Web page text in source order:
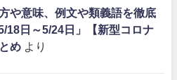
や意味、例文や類義語を徹底
18日～5/24日」【新型コロナ
め より